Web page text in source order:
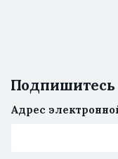
Адрес